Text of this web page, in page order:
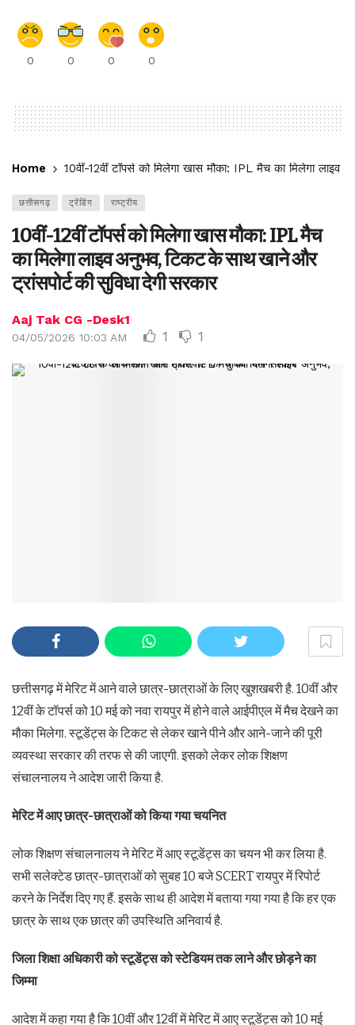
0 0 0 0
Home 10वीं-12वीं टॉपर्स को मिलेगा खास मौका: IPL मैच का मिलेगा
छत्तीसगढ़ ट्रेंडिंग राष्ट्रीय
10वीं-12वीं टॉपर्स को मिलेगा खास मौका: IPL मैच
का मिलेगा लाइव अनुभव, टिकट के साथ खाने और
ट्रांसपोर्ट की सुविधा देगी सरकार
Aaj Tak CG -Desk1
04/05/2026 10:03 AM 1 1
छत्तीसगढ़ में मेरिट में आने वाले छात्र-छात्राओं के लिए खुशखबरी है. 10वीं और
12वीं के टॉपर्स को 10 मई को नवा रायपुर में होने वाले आईपीएल में मैच देखने का
मौका मिलेगा. स्टूडेंट्स के टिकट से लेकर खाने पीने और आने-जाने की पूरी
व्यवस्था सरकार की तरफ से की जाएगी. इसको लेकर लोक शिक्षण
संचालनालय ने आदेश जारी किया है.
मेरिट में आए छात्र-छात्राओं को किया गया चयनित
लोक शिक्षण संचालनालय ने मेरिट में आए स्टूडेंट्स का चयन भी कर लिया है.
सभी सलेक्टेड छात्र-छात्राओं को सुबह 10 बजे SCERT रायपुर में रिपोर्ट
करने के निर्देश दिए गए हैं. इसके साथ ही आदेश में बताया गया गया है कि हर एक
छात्र के साथ एक छात्र की उपस्थिति अनिवार्य है.
जिला शिक्षा अधिकारी को स्टूडेंट्स को स्टेडियम तक लाने और छोड़ने का
जिम्मा
आदेश में कहा गया है कि 10वीं और 12वीं में मेरिट में आए स्टूडेंट्स को 10 मई